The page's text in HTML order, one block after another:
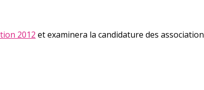
2012 et examinera la candidature des